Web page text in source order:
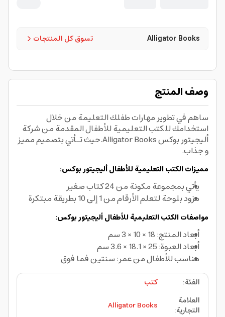
تسوق كل المنتجات Alligator Books
وصف المنتج
ساهم في تطوير مهارات طفلك التعليمة من خلال
استخدامك للكتب التعليمية للأطفال المقدمة من شركة
أليجيتور بوكس Alligator Books.حيث تـأتي بتصميم مميز
و جذاب.
مميزات الكتب التعليمية للأطفال أليجيتور بوكس:
يأتي بمجموعة مكونة من 24 كتاب صغير
مزود بلوحة لتعلم الأرقام من 1 إلى 10 بطريقة مبتكرة
مواصفات الكتب التعليمية للأطفال أليجيتور بوكس:
أبعاد المنتج: 18 × 10 × 3 سم
أبعاد العبوة: 25 × 18.1 × 3.6 سم
مناسب للأطفال من عمر: سنتين فما فوق
الفئة:
كتب
العلامة
التجارية:
Alligator Books